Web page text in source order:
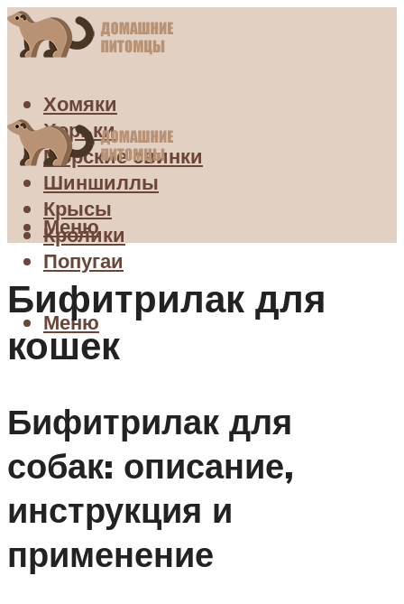
Хомяки
Хорьки
Морские свинки
Шиншиллы
Крысы
Кролики
Попугаи
Меню
Меню
Бифитрилак для
кошек
Бифитрилак для
собак: описание,
инструкция и
применение